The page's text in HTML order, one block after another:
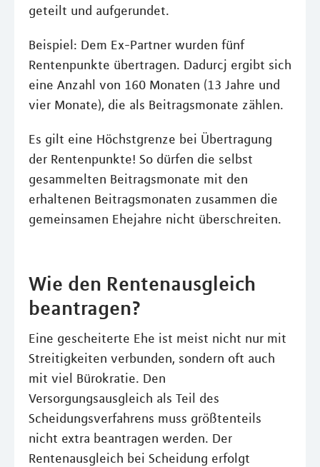
geteilt und aufgerundet.
Beispiel: Dem Ex-Partner wurden fünf
Rentenpunkte übertragen. Dadurcj ergibt sich
eine Anzahl von 160 Monaten (13 Jahre und
vier Monate), die als Beitragsmonate zählen.
Es gilt eine Höchstgrenze bei Übertragung
der Rentenpunkte! So dürfen die selbst
gesammelten Beitragsmonate mit den
erhaltenen Beitragsmonaten zusammen die
gemeinsamen Ehejahre nicht überschreiten.
Wie den Rentenausgleich
beantragen?
Eine gescheiterte Ehe ist meist nicht nur mit
Streitigkeiten verbunden, sondern oft auch
mit viel Bürokratie. Den
Versorgungsausgleich als Teil des
Scheidungsverfahrens muss größtenteils
nicht extra beantragen werden. Der
Rentenausgleich bei Scheidung erfolgt